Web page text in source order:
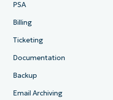
PSA
Billing
Ticketing
Documentation
Backup
Email Archiving